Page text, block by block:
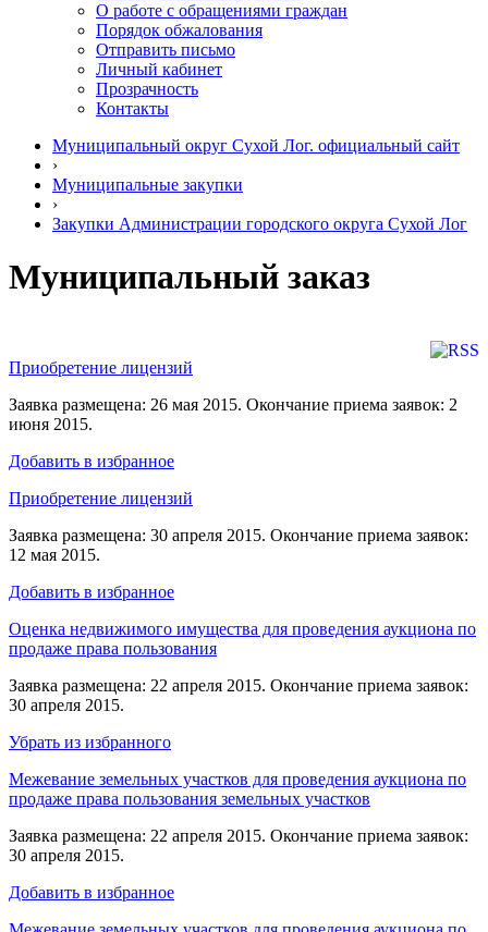
О работе с обращениями граждан
Порядок обжалования
Отправить письмо
Личный кабинет
Прозрачность
Контакты
Муниципальный округ Сухой Лог. официальный сайт
›
Муниципальные закупки
›
Закупки Администрации городского округа Сухой Лог
Муниципальный заказ
Приобретение лицензий
Заявка размещена: 26 мая 2015. Окончание приема заявок: 2
июня 2015.
Добавить в избранное
Приобретение лицензий
Заявка размещена: 30 апреля 2015. Окончание приема заявок:
12 мая 2015.
Добавить в избранное
Оценка недвижимого имущества для проведения аукциона по
продаже права пользования
Заявка размещена: 22 апреля 2015. Окончание приема заявок:
30 апреля 2015.
Убрать из избранного
Межевание земельных участков для проведения аукциона по
продаже права пользования земельных участков
Заявка размещена: 22 апреля 2015. Окончание приема заявок:
30 апреля 2015.
Добавить в избранное